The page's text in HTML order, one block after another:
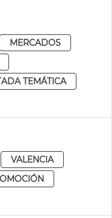
MERCADOS
TEMÁTICA
VALENCIA